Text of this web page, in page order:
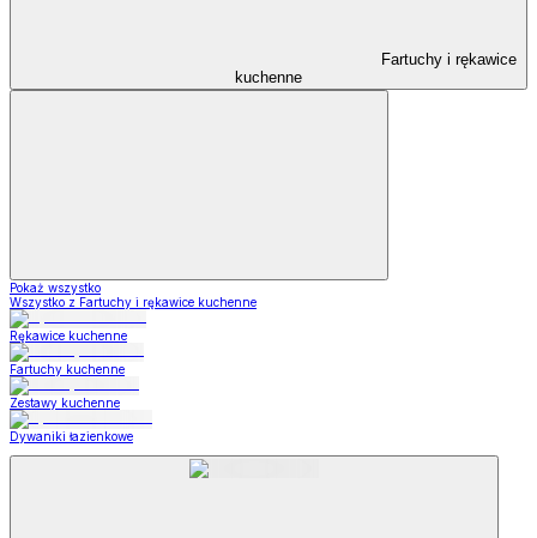
Fartuchy i rękawice
kuchenne
Pokaż wszystko
Wszystko z Fartuchy i rękawice kuchenne
Rękawice kuchenne
Fartuchy kuchenne
Zestawy kuchenne
Dywaniki łazienkowe